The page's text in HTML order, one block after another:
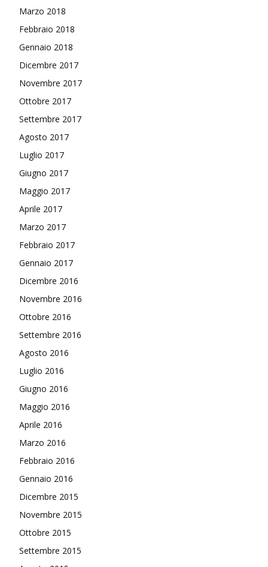
Marzo 2018
Febbraio 2018
Gennaio 2018
Dicembre 2017
Novembre 2017
Ottobre 2017
Settembre 2017
Agosto 2017
Luglio 2017
Giugno 2017
Maggio 2017
Aprile 2017
Marzo 2017
Febbraio 2017
Gennaio 2017
Dicembre 2016
Novembre 2016
Ottobre 2016
Settembre 2016
Agosto 2016
Luglio 2016
Giugno 2016
Maggio 2016
Aprile 2016
Marzo 2016
Febbraio 2016
Gennaio 2016
Dicembre 2015
Novembre 2015
Ottobre 2015
Settembre 2015